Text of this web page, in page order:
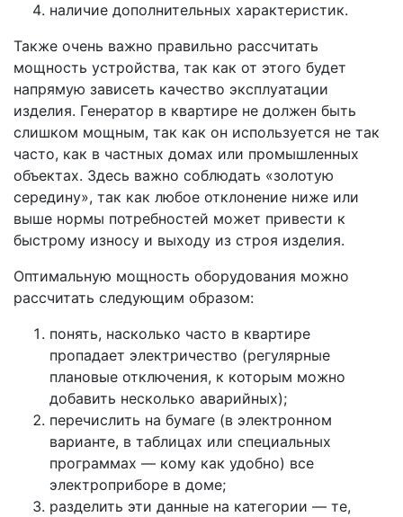
наличие дополнительных характеристик.
Также очень важно правильно рассчитать
мощность устройства, так как от этого будет
напрямую зависеть качество эксплуатации
изделия. Генератор в квартире не должен быть
слишком мощным, так как он используется не так
часто, как в частных домах или промышленных
объектах. Здесь важно соблюдать «золотую
середину», так как любое отклонение ниже или
выше нормы потребностей может привести к
быстрому износу и выходу из строя изделия.
Оптимальную мощность оборудования можно
рассчитать следующим образом:
понять, насколько часто в квартире
пропадает электричество (регулярные
плановые отключения, к которым можно
добавить несколько аварийных);
перечислить на бумаге (в электронном
варианте, в таблицах или специальных
программах — кому как удобно) все
электроприборе в доме;
разделить эти данные на категории — те,